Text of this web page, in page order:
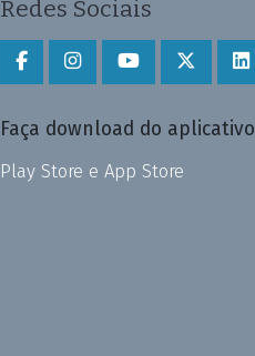
Redes Sociais
Faça download do aplicativo
Play Store e App Store